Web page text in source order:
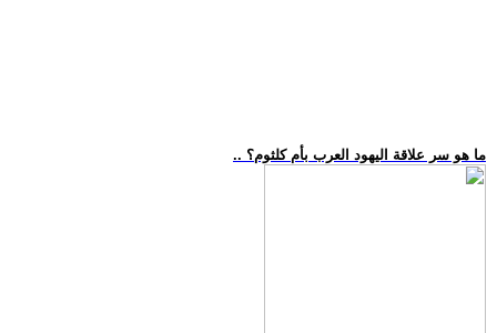
.. ما هو سر علاقة اليهود العرب بأم كلثوم؟